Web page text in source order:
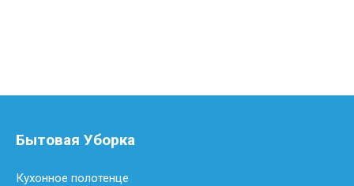
Бытовая Уборка
Кухонное полотенце